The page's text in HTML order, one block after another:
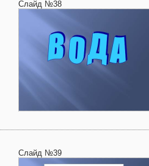
Слайд №38
Слайд №39